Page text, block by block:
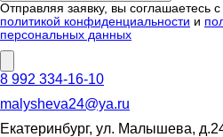
Отправляя заявку, вы соглашаетесь
политикой конфиденциальности и
персональных данных
8 992 334-16-10
malysheva24@ya.ru
Екатеринбург, ул. Малышева,